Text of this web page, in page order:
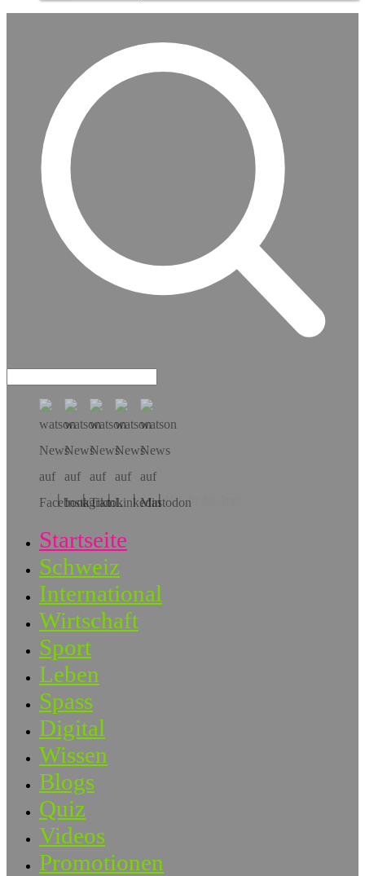
Hol dir die App!
Startseite
Schweiz
International
Wirtschaft
Sport
Leben
Spass
Digital
Wissen
Blogs
Quiz
Videos
Promotionen